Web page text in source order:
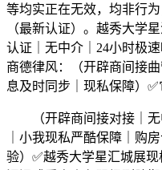
等均实正在无效，均非行
（最新认证）。越秀大学
认证｜无中介｜24小时极
商德律风：（开辟商间接
息及时同步｜现私保障）✅
（开辟商间接对接｜无
｜小我现私严酷保障｜购
验）✅越秀大学星汇城展